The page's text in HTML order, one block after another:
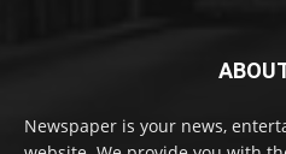
Newspaper is your news,